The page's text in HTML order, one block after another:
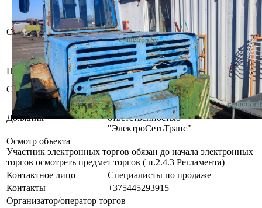
Описание
Имеются повреждения
лакокрасочного покрытия, коррозия.
При инструментальном контроле,
диагностике, разборке возможно
выявление скрытых дефектов и
неисправностей.
Цвет
Сине-зеленый
Состояние
Комплектность и работоспособность
не установлена
Должник
Общество с ограниченной
ответственностью
"ЭлектроСетьТранс"
Осмотр объекта
Участник электронных торгов обязан до начала электронных
торгов осмотреть предмет торгов ( п.2.4.3 Регламента)
Контактное лицо
Специалисты по продаже
Контакты
+375445293915
Организатор/оператор торгов